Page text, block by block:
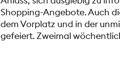
Shopping-Angebote. Auch
dem Vorplatz und in der
gefeiert. Zweimal